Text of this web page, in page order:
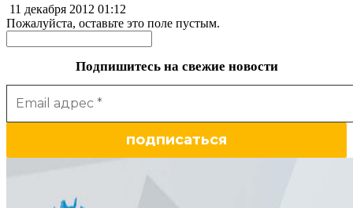
11 декабря 2012 01:12
Пожалуйста, оставьте это поле пустым.
Подпишитесь на свежие новости